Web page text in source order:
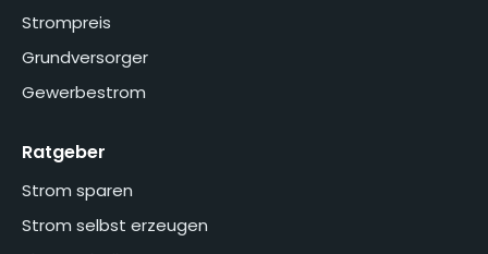
Strompreis
Grundversorger
Gewerbestrom
Ratgeber
Strom sparen
Strom selbst erzeugen